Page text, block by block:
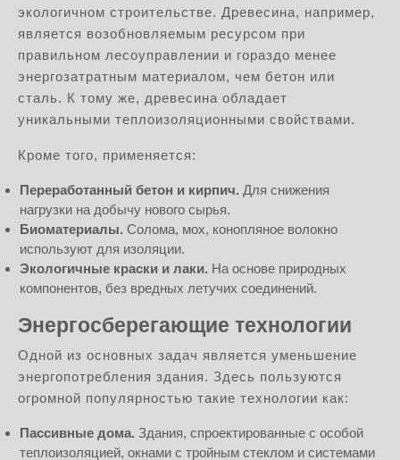
экологичном строительстве. Древесина, например,
является возобновляемым ресурсом при
правильном лесоуправлении и гораздо менее
энергозатратным материалом, чем бетон или
сталь. К тому же, древесина обладает
уникальными теплоизоляционными свойствами.
Кроме того, применяется:
Переработанный бетон и кирпич. Для снижения
нагрузки на добычу нового сырья.
Биоматериалы. Солома, мох, конопляное волокно
используют для изоляции.
Экологичные краски и лаки. На основе природных
компонентов, без вредных летучих соединений.
Энергосберегающие технологии
Одной из основных задач является уменьшение
энергопотребления здания. Здесь пользуются
огромной популярностью такие технологии как:
Пассивные дома. Здания, спроектированные с особой
теплоизоляцией, окнами с тройным стеклом и системами